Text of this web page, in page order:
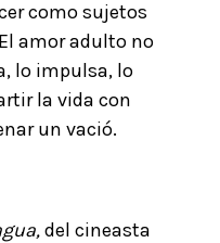
como sujetos
amor adulto no
lo impulsa, lo
la vida con
un vació.
del cineasta